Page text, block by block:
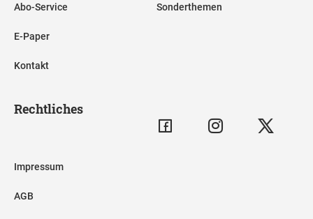
Abo-Service
E-Paper
Kontakt
Sonderthemen
Rechtliches
Impressum
AGB